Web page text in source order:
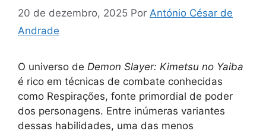
20 de dezembro, 2025 Por António César de
Andrade
O universo de Demon Slayer: Kimetsu no Yaiba
é rico em técnicas de combate conhecidas
como Respirações, fonte primordial de poder
dos personagens. Entre inúmeras variantes
dessas habilidades, uma das menos